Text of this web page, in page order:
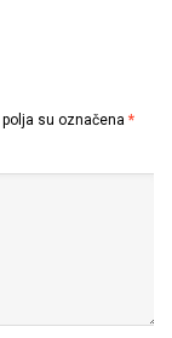
su označena *